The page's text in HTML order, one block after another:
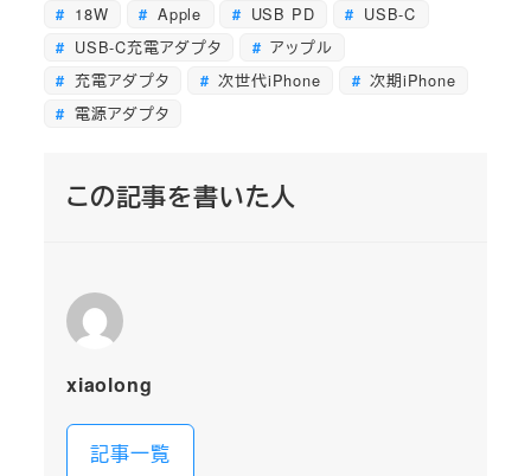
18W Apple USB PD
USB-C
USB-C充電アダプタ
アップル
充電アダプタ
次世代iPhone
次期iPhone
電源アダプタ
この記事を書いた人
xiaolong
記事一覧